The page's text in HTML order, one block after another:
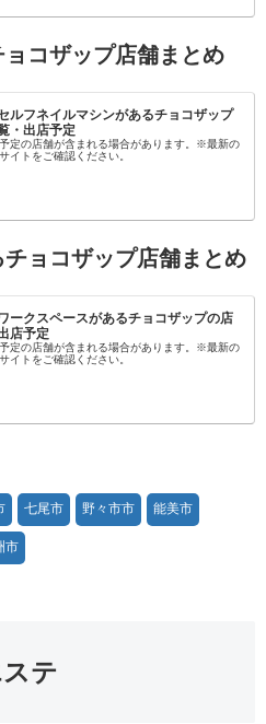
コザップ店舗まとめ
ルフネイルマシンがあるチョコザップ
・出店予定
定の店舗が含まれる場合があります。※最新の
イトをご確認ください。
ョコザップ店舗まとめ
ークスペースがあるチョコザップの店
店予定
定の店舗が含まれる場合があります。※最新の
イトをご確認ください。
七尾市 野々市市 能美市
市
テ